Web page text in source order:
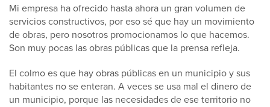
Mi empresa ha ofrecido hasta ahora un gran volumen de
servicios constructivos, por eso sé que hay un movimiento
de obras, pero nosotros promocionamos lo que hacemos.
Son muy pocas las obras públicas que la prensa refleja.
El colmo es que hay obras públicas en un municipio y sus
habitantes no se enteran. A veces se usa mal el dinero de
un municipio, porque las necesidades de ese territorio no